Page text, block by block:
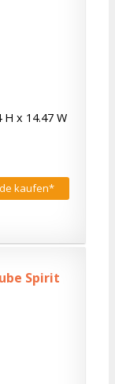
H x 14.47 W
kaufen*
Spirit